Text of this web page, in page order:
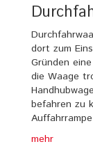
dort zum
Gründen
die Waage
befahren zu
mehr